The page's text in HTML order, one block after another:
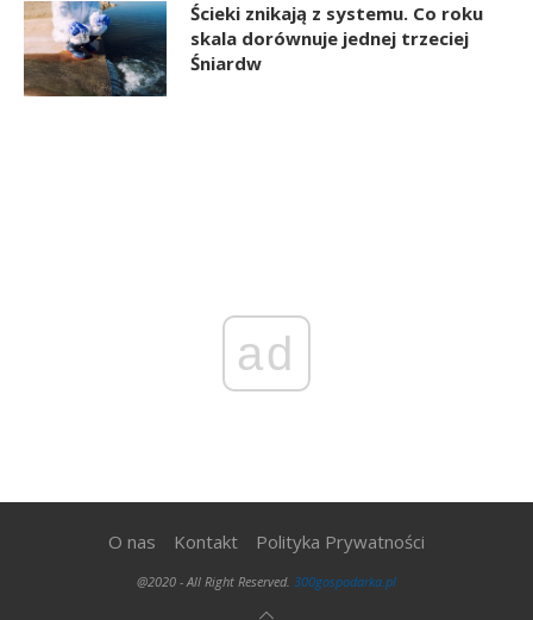
Ścieki znikają z systemu. Co roku
skala dorównuje jednej trzeciej
Śniardw
ad
O nas Kontakt Polityka Prywatności
@2020 - All Right Reserved. 300gospodarka.pl